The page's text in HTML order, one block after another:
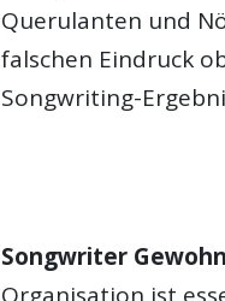
Querulanten und
falschen Eindruck
Songwriting-
Songwriter